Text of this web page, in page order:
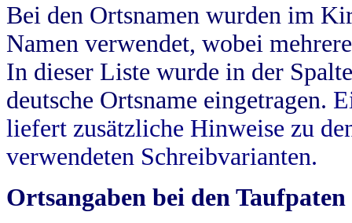
Bei den Ortsnamen wurden im
Namen verwendet, wobei
In dieser Liste wurde in der
deutsche Ortsname eingetragen.
liefert zusätzliche Hinweise zu
verwendeten Schreibvarianten.
Ortsangaben bei den Taufpaten